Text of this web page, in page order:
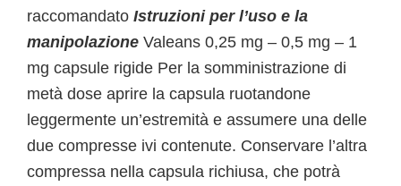
raccomandato Istruzioni per l’uso e la
manipolazione Valeans 0,25 mg – 0,5 mg – 1
mg capsule rigide Per la somministrazione di
metà dose aprire la capsula ruotandone
leggermente un’estremità e assumere una delle
due compresse ivi contenute. Conservare l’altra
compressa nella capsula richiusa, che potrà